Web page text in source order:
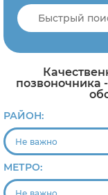
позвоночника
РАЙОН:
МЕТРО: